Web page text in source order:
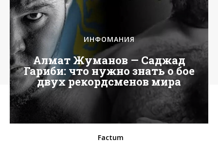
ИНФОМАНИЯ
Алмат Жуманов — Саджад
Гариби: что нужно знать о бое
двух рекордсменов мира
Factum